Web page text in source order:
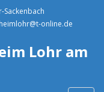
Sackenbach
online.de
Lohr am